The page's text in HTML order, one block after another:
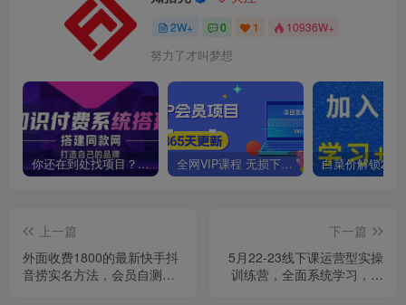
2W+ 0 1 10936W+
努力了才叫梦想
你还在到处找项目？还在当韭菜？我靠卖项目一个月收入5万+，曾经我也是个失败者。 全网VIP课程 无损下载~
上一篇
外面收费1800的最新快手抖
音捞实名方法，会员自测
下一篇
5月22-23线下课运营型实操
训练营，全面系统学习，从